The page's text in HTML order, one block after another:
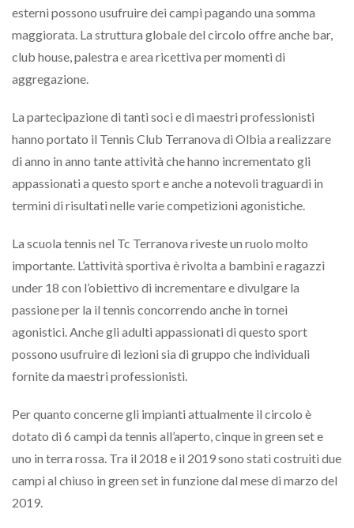
esterni possono usufruire dei campi pagando una somma
maggiorata. La struttura globale del circolo offre anche bar,
club house, palestra e area ricettiva per momenti di
aggregazione.
La partecipazione di tanti soci e di maestri professionisti
hanno portato il Tennis Club Terranova di Olbia a realizzare
di anno in anno tante attività che hanno incrementato gli
appassionati a questo sport e anche a notevoli traguardi in
termini di risultati nelle varie competizioni agonistiche.
La scuola tennis nel Tc Terranova riveste un ruolo molto
importante. L’attività sportiva è rivolta a bambini e ragazzi
under 18 con l’obiettivo di incrementare e divulgare la
passione per la il tennis concorrendo anche in tornei
agonistici. Anche gli adulti appassionati di questo sport
possono usufruire di lezioni sia di gruppo che individuali
fornite da maestri professionisti.
Per quanto concerne gli impianti attualmente il circolo è
dotato di 6 campi da tennis all’aperto, cinque in green set e
uno in terra rossa. Tra il 2018 e il 2019 sono stati costruiti due
campi al chiuso in green set in funzione dal mese di marzo del
2019.